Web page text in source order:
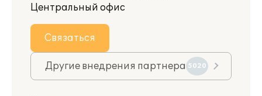
Центральный офис
Связаться
Другие внедрения партнера 5020